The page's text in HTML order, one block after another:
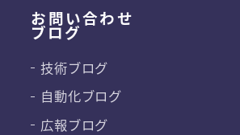
お問い合わせ
ブログ
技術ブログ
自動化ブログ
広報ブログ